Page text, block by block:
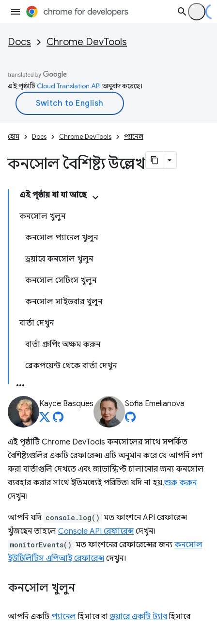
Docs Chrome DevTools
এই পৃষ্ঠাটিCloud Translation APIঅনুবাদ করেছে।
হোম Docs Chrome DevTools প্যানেল
কনসোল বৈশিষ্ট্য উল্লেখ
এই পৃষ্ঠায় যা যা আছে
কনসোল খুলুন
কনসোল প্যানেল খুলুন
ড্রয়ারে কনসোল খুলুন
কনসোল সেটিংস খুলুন
কনসোল সাইডবার খুলুন
বার্তা দেখুন
বার্তা গ্রুপিং অক্ষম করুন
ব্রেকপয়েন্ট থেকে বার্তা দেখুন
Kayce Basques Sofia Emelianova
এই পৃষ্ঠাটি Chrome DevTools কনসোলের সাথে সম্পর্কিত
বৈশিষ্ট্যগুলির একটি রেফারেন্স৷ এটি অনুমান করে যে আপনি লগ
করা বার্তাগুলি দেখতে এবং জাভাস্ক্রিপ্ট চালানোর জন্য কনসোল
ব্যবহার করার সাথে ইতিমধ্যেই পরিচিত৷ যদি না হয়,শুরু করুন
দেখুন।
আপনি যদি console.log() মত ফাংশনে API রেফারেন্স
খুঁজছেন তাহলে Console API রেফারেন্স দেখুন।
monitorEvents() মত ফাংশনের রেফারেন্সের জন্য কনসোল
ইউটিলিটিস এপিআই রেফারেন্স দেখুন।
কনসোল খুলুন
আপনি একটিপ্যানেলহিসাবে বাড্রয়ারে একটি ট্যাবহিসাবে